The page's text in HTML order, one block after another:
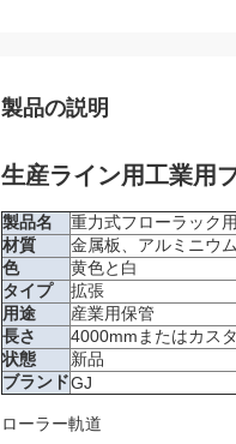
製品の説明
生産ライン用工業用
製品名
重力式フローラック
材質
金属板、アルミニウ
色
黄色と白
タイプ
拡張
用途
産業用保管
長さ
4000mmまたはカス
状態
新品
ブランドGJ
ローラー軌道